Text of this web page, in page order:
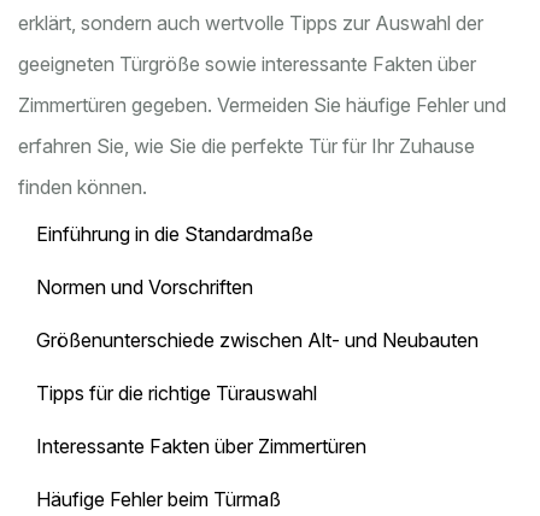
erklärt, sondern auch wertvolle Tipps zur Auswahl der
geeigneten Türgröße sowie interessante Fakten über
Zimmertüren gegeben. Vermeiden Sie häufige Fehler und
erfahren Sie, wie Sie die perfekte Tür für Ihr Zuhause
finden können.
Einführung in die Standardmaße
Normen und Vorschriften
Größenunterschiede zwischen Alt- und Neubauten
Tipps für die richtige Türauswahl
Interessante Fakten über Zimmertüren
Häufige Fehler beim Türmaß